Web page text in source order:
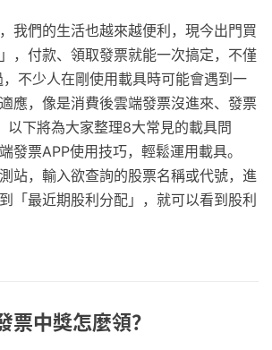
我們的生活也越來越便利，現今出門買
，付款、領取發票就能一次搞定，不僅
不少人在剛使用載具時可能會遇到一
應，像是消費後雲端發票沒進來、發票
下將為大家整理8大常見的載具問
發票APP使用技巧，輕鬆運用載具。
站，輸入欲查詢的股票名稱或代號，進
「最近期股利分配」，就可以看到股利
票中獎怎麼領？